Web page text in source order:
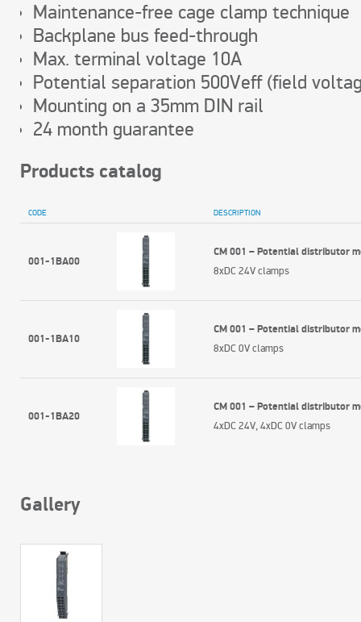
Maintenance-free cage clamp technique
Backplane bus feed-through
Max. terminal voltage 10A
Potential separation 500Veff (field
Mounting on a 35mm DIN rail
24 month guarantee
Products catalog
CODE DESCRIPTION
001-1BA00
CM 001 – Potential distributor
8xDC 24V clamps
001-1BA10
CM 001 – Potential distributor
8xDC 0V clamps
001-1BA20
CM 001 – Potential distributor
4xDC 24V, 4xDC 0V clamps
Gallery